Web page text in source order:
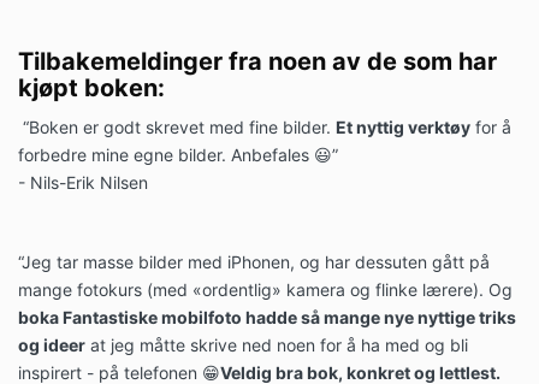
Tilbakemeldinger fra noen av de som har
kjøpt boken:
“Boken er godt skrevet med fine bilder. Et nyttig verktøy for å
forbedre mine egne bilder. Anbefales 😃”
- Nils-Erik Nilsen
“Jeg tar masse bilder med iPhonen, og har dessuten gått på
mange fotokurs (med «ordentlig» kamera og flinke lærere). Og
boka Fantastiske mobilfoto hadde så mange nye nyttige triks
og ideer at jeg måtte skrive ned noen for å ha med og bli
inspirert - på telefonen 😁Veldig bra bok, konkret og lettlest.